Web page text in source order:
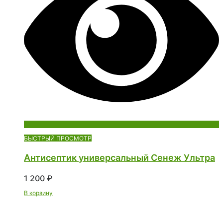
БЫСТРЫЙ ПРОСМОТР
Антисептик универсальный Сенеж Ультра
1 200 ₽
В корзину